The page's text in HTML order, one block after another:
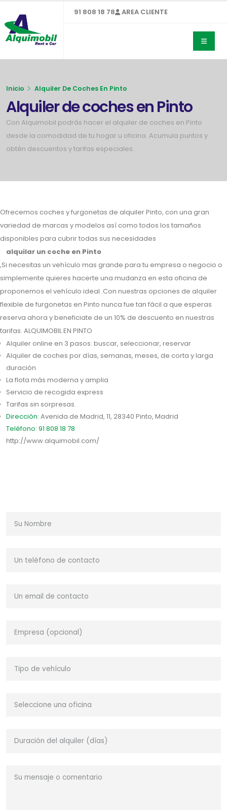
91 808 18 78 AREA CLIENTE
Inicio Alquiler De Coches En Pinto
Alquiler de coches en Pinto
Con Alquimobil podrás hacer el alquiler de coches en Pinto
desde la comodidad de tu hogar u oficina. Acumula puntos y
obtén descuentos y tarifas especiales.
Ofrecemos coches y furgonetas de alquiler Pinto, con una gran
variedad de marcas y modelos así como todos los tamaños
disponibles para cubrir todas sus necesidades
alquilar un coche en Pinto
,Si necesitas un vehículo mas grande para tu empresa o negocio o
simplemente quieres hacerte una mudanza en esta oficina de
proponemos el vehículo ideal .Con nuestras opciones de alquiler
flexible de furgonetas en Pinto nunca fue tan fácil a que esperas
reserva ahora y beneficiate de un 10% de descuento en nuestras
tarifas. ALQUIMOBIL EN PINTO
Alquiler online en 3 pasos: buscar, seleccionar, reservar
Alquiler de coches por días, semanas, meses, de corta y larga
duración
La flota más moderna y amplia
Servicio de recogida express
Tarifas sin sorpresas.
Dirección: Avenida de Madrid, 11, 28340 Pinto, Madrid
Teléfono: 91 808 18 78
http://www.alquimobil.com/